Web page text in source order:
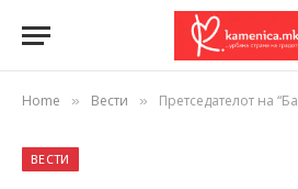
Home » Вести » Претседателот на “Багери”, Звонко Прангов со покана до граѓаните и
ВЕСТИ